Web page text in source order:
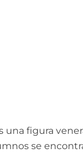
una figura
se